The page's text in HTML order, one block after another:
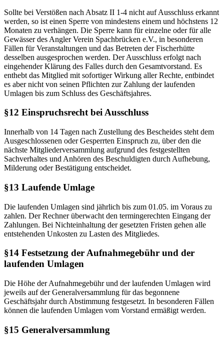
Sollte bei Verstößen nach Absatz II 1-4 nicht auf Ausschluss erkannt
werden, so ist einen Sperre von mindestens einem und höchstens 12
Monaten zu verhängen. Die Sperre kann für einzelne oder für alle
Gewässer des Angler Verein Spachbrücken e.V., in besonderen
Fällen für Veranstaltungen und das Betreten der Fischerhütte
desselben ausgesprochen werden. Der Ausschluss erfolgt nach
eingehender Klärung des Falles durch den Gesamtvorstand. Es
enthebt das Mitglied mit sofortiger Wirkung aller Rechte, entbindet
es aber nicht von seinen Pflichten zur Zahlung der laufenden
Umlagen bis zum Schluss des Geschäftsjahres.
§12 Einspruchsrecht bei Ausschluss
Innerhalb von 14 Tagen nach Zustellung des Bescheides steht dem
Ausgeschlossenen oder Gesperrten Einspruch zu, über den die
nächste Mitgliederversammlung aufgrund des festgestellten
Sachverhaltes und Anhören des Beschuldigten durch Aufhebung,
Milderung oder Bestätigung entscheidet.
§13 Laufende Umlage
Die laufenden Umlagen sind jährlich bis zum 01.05. im Voraus zu
zahlen. Der Rechner überwacht den termingerechten Eingang der
Zahlungen. Bei Nichteinhaltung der gesetzten Fristen gehen alle
entstehenden Unkosten zu Lasten des Mitgliedes.
§14 Festsetzung der Aufnahmegebühr und der
laufenden Umlagen
Die Höhe der Aufnahmegebühr und der laufenden Umlagen wird
jeweils auf der Generalversammlung für das begonnene
Geschäftsjahr durch Abstimmung festgesetzt. In besonderen Fällen
können die laufenden Umlagen vom Vorstand ermäßigt werden.
§15 Generalversammlung